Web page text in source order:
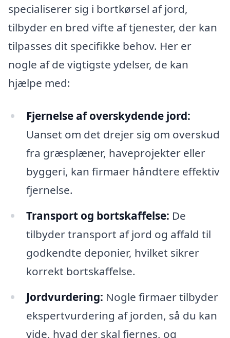
specialiserer sig i bortkørsel af jord,
tilbyder en bred vifte af tjenester, der kan
tilpasses dit specifikke behov. Her er
nogle af de vigtigste ydelser, de kan
hjælpe med:
Fjernelse af overskydende jord:
Uanset om det drejer sig om overskud
fra græsplæner, haveprojekter eller
byggeri, kan firmaer håndtere effektiv
fjernelse.
Transport og bortskaffelse: De
tilbyder transport af jord og affald til
godkendte deponier, hvilket sikrer
korrekt bortskaffelse.
Jordvurdering: Nogle firmaer tilbyder
ekspertvurdering af jorden, så du kan
vide, hvad der skal fjernes, og